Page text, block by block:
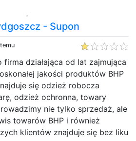
- Supon
działająca od lat zajmująca
jakości produktów BHP
się odzież robocza
odzież ochronna, towary
nie tylko sprzedaż, ale
towarów BHP i również
klientów znajduje się bez liku